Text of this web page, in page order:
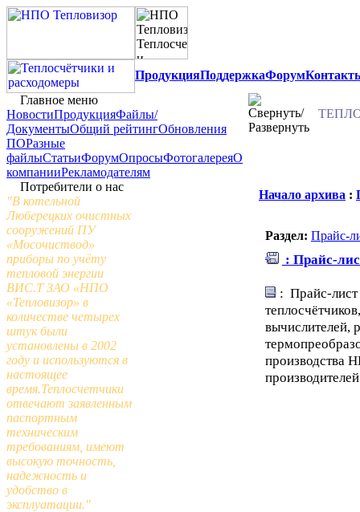
ПродукцияПоддержкаФорум
Главное меню
НовостиПродукцияФайлы/
ДокументыОбщий рейтингОбновления
ПОРазные
файлыСтатьиФорумОпросыФотогалереяО
компанииРекламодателям
Потребители о нас
"В котельной
Люберецких очистных
сооружений ПУ
«Мосочиствод»
приборы по учёту
тепловой энергии
ВИС.Т ЗАО «НПО
«Тепловизор» в
количестве четырех
штук были
установлены в 2002
году и используются в
настоящее
время.Теплосчетчики
отвечают заявленным
паспортным
техническим
требованиям, имеют
высокую точность,
надежность и
удобство в
эксплуатации."
Начало архива :
Раздел: Прайс-
: Прайс-
: Прайс-лист
вычислителей,
производства